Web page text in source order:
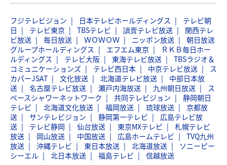
フジテレビジョン 日本テレビホールディングス
テレビ朝
日
テレビ東京 TBSテレビ 讀賣テレビ放送
関西テレ
ビ放送
毎日放送 ＷＯＷＯＷ ニッポン放送
朝日放送
グループホールディングス
エフエム東京
ＲＫＢ毎日ホー
ルディングス
テレビ大阪 東海テレビ放送
TBSラジオ＆
コミュニケーションズ
テレビ西日本 中京テレビ放送
ス
カパーJSAT
文化放送 北海道テレビ放送
中部日本放
送
名古屋テレビ放送 瀬戸内海放送 九州朝日放送
ス
ペースシャワーネットワーク
共同テレビジョン
静岡朝日
テレビ
北海道文化放送 福岡放送 琉球放送
京都放
送
サンテレビジョン 静岡第一テレビ
広島テレビ放
送
テレビ静岡 仙台放送 東京MXテレビ
札幌テレビ
放送
岡山放送 中国放送 広島ホームテレビ
TVQ九州
放送
沖縄テレビ 東日本放送 北海道放送
ソニーピー
シーエル
北日本放送 福島テレビ 信越放送